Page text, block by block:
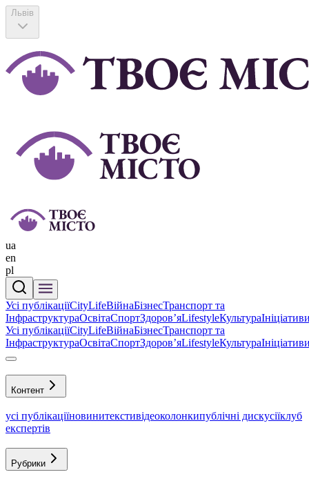
Львів
ua
en
pl
Усі публікаціїCityLifeВійнаБізнесТранспорт та
ІнфраструктураОсвітаСпортЗдоровʼяLifestyleКультура
Усі публікаціїCityLifeВійнаБізнесТранспорт та
ІнфраструктураОсвітаСпортЗдоровʼяLifestyleКультура
Контент
усі публікаціїновинитекстивідеоколонкипублічні дискусіїклуб
експертів
Рубрики